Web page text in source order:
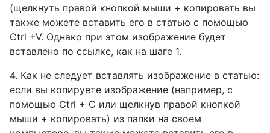
(щелкнуть правой кнопкой мыши + копировать вы
также можете вставить его в статью с помощью
Ctrl +V. Однако при этом изображение будет
вставлено по ссылке, как на шаге 1.
4. Как не следует вставлять изображение в статью:
если вы копируете изображение (например, с
помощью Ctrl + C или щелкнув правой кнопкой
мыши + копировать) из папки на своем